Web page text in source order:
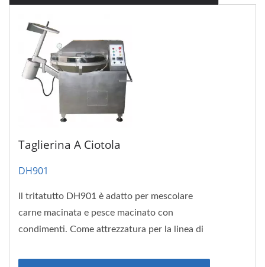
Taglierina A Ciotola
DH901
Il tritatutto DH901 è adatto per mescolare
carne macinata e pesce macinato con
condimenti. Come attrezzatura per la linea di